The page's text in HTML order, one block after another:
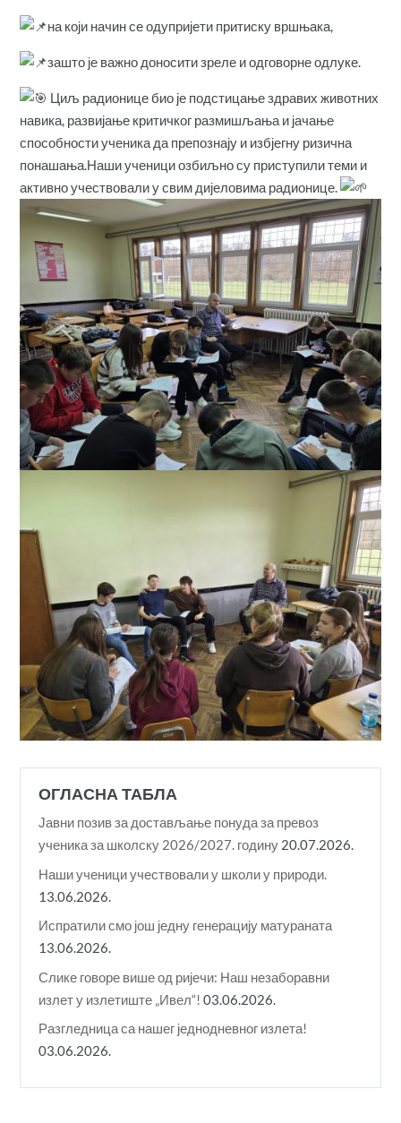
на који начин се одупријети притиску вршњака,
зашто је важно доносити зреле и одговорне одлуке.
Циљ радионице био је подстицање здравих животних
навика, развијање критичког размишљања и јачање
способности ученика да препознају и избјегну ризична
понашања.Наши ученици озбиљно су приступили теми и
активно учествовали у свим дијеловима радионице.
ОГЛАСНА ТАБЛА
Јавни позив за достављање понуда за превоз
ученика за школску 2026/2027. годину 20.07.2026.
Наши ученици учествовали у школи у природи.
13.06.2026.
Испратили смо још једну генерацију матураната
13.06.2026.
Слике говоре више од ријечи: Наш незаборавни
излет у излетиште „Ивел“! 03.06.2026.
Разгледница са нашег једнодневног излета!
03.06.2026.